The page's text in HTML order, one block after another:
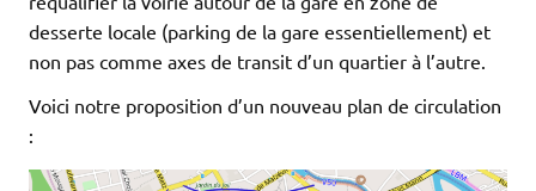
desserte locale (parking de la gare essentiellement) et
non pas comme axes de transit d’un quartier à l’autre.
Voici notre proposition d’un nouveau plan de circulation
: